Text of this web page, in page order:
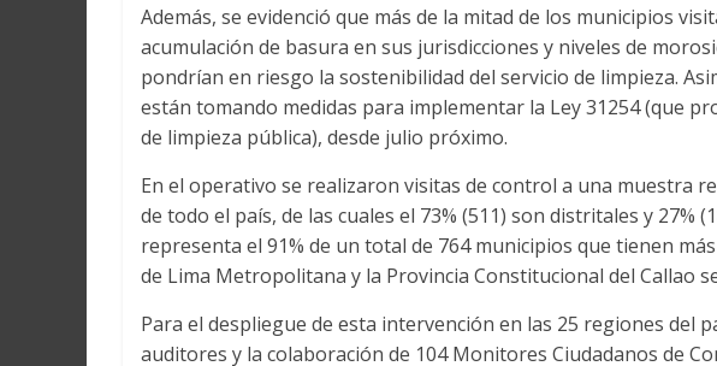
Además, se evidenció que más de la mitad de los municipios
acumulación de basura en sus jurisdicciones y niveles de
pondrían en riesgo la sostenibilidad del servicio de limpieza.
están tomando medidas para implementar la Ley 31254 (que
de limpieza pública), desde julio próximo.
En el operativo se realizaron visitas de control a una muestra
de todo el país, de las cuales el 73% (511) son distritales y 27%
representa el 91% de un total de 764 municipios que tienen
de Lima Metropolitana y la Provincia Constitucional del Callao
Para el despliegue de esta intervención en las 25 regiones del
auditores y la colaboración de 104 Monitores Ciudadanos de